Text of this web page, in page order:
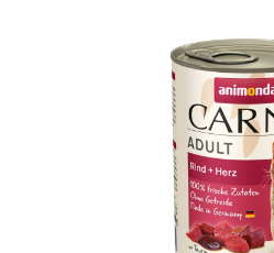
Bildergalerie überspringen